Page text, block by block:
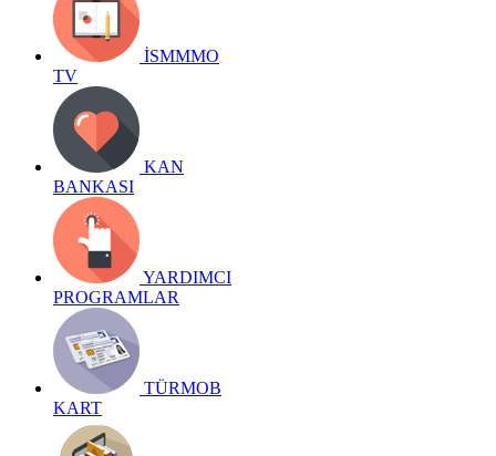
İSMMMO
TV
KAN
BANKASI
YARDIMCI
PROGRAMLAR
TÜRMOB
KART